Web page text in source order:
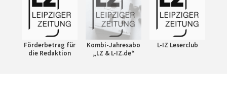
Förderbetrag für
die Redaktion
Kombi-Jahresabo
„LZ & L-IZ.de“
L-IZ Leserclub